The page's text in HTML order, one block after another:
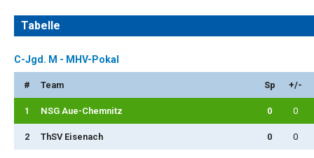
Tabelle
C-Jgd. M - MHV-Pokal
# Team Sp +/-
1 NSG Aue-Chemnitz 0 0
2 ThSV Eisenach 0 0